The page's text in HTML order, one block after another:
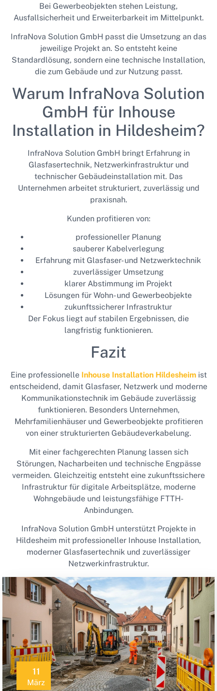
Bei Gewerbeobjekten stehen Leistung,
Ausfallsicherheit und Erweiterbarkeit im Mittelpunkt.
InfraNova Solution GmbH passt die Umsetzung an das
jeweilige Projekt an. So entsteht keine
Standardlösung, sondern eine technische Installation,
die zum Gebäude und zur Nutzung passt.
Warum InfraNova Solution
GmbH für Inhouse
Installation in Hildesheim?
InfraNova Solution GmbH bringt Erfahrung in
Glasfasertechnik, Netzwerkinfrastruktur und
technischer Gebäudeinstallation mit. Das
Unternehmen arbeitet strukturiert, zuverlässig und
praxisnah.
Kunden profitieren von:
professioneller Planung
sauberer Kabelverlegung
Erfahrung mit Glasfaser- und Netzwerktechnik
zuverlässiger Umsetzung
klarer Abstimmung im Projekt
Lösungen für Wohn- und Gewerbeobjekte
zukunftssicherer Infrastruktur
Der Fokus liegt auf stabilen Ergebnissen, die
langfristig funktionieren.
Fazit
Eine professionelle Inhouse Installation Hildesheimist
entscheidend, damit Glasfaser, Netzwerk und moderne
Kommunikationstechnik im Gebäude zuverlässig
funktionieren. Besonders Unternehmen,
Mehrfamilienhäuser und Gewerbeobjekte profitieren
von einer strukturierten Gebäudeverkabelung.
Mit einer fachgerechten Planung lassen sich
Störungen, Nacharbeiten und technische Engpässe
vermeiden. Gleichzeitig entsteht eine zukunftssichere
Infrastruktur für digitale Arbeitsplätze, moderne
Wohngebäude und leistungsfähige FTTH-
Anbindungen.
InfraNova Solution GmbH unterstützt Projekte in
Hildesheim mit professioneller Inhouse Installation,
moderner Glasfasertechnik und zuverlässiger
Netzwerkinfrastruktur.
11
März